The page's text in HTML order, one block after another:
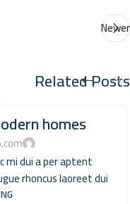
Newer
Related Posts
homes
mi dui a per aptent
rhoncus laoreet dui ...